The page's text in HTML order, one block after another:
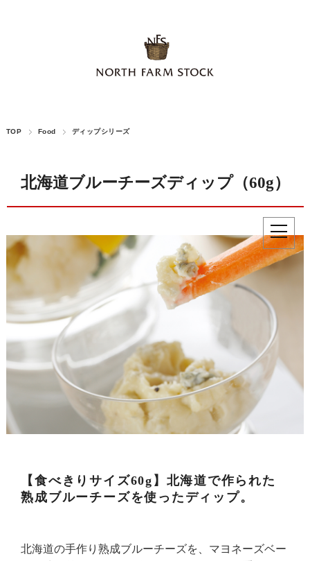
TOP Food ディップシリーズ
北海道ブルーチーズディップ（60g）
【食べきりサイズ60g】北海道で作られた
熟成ブルーチーズを使ったディップ。
北海道の手作り熟成ブルーチーズを、マヨネーズベー